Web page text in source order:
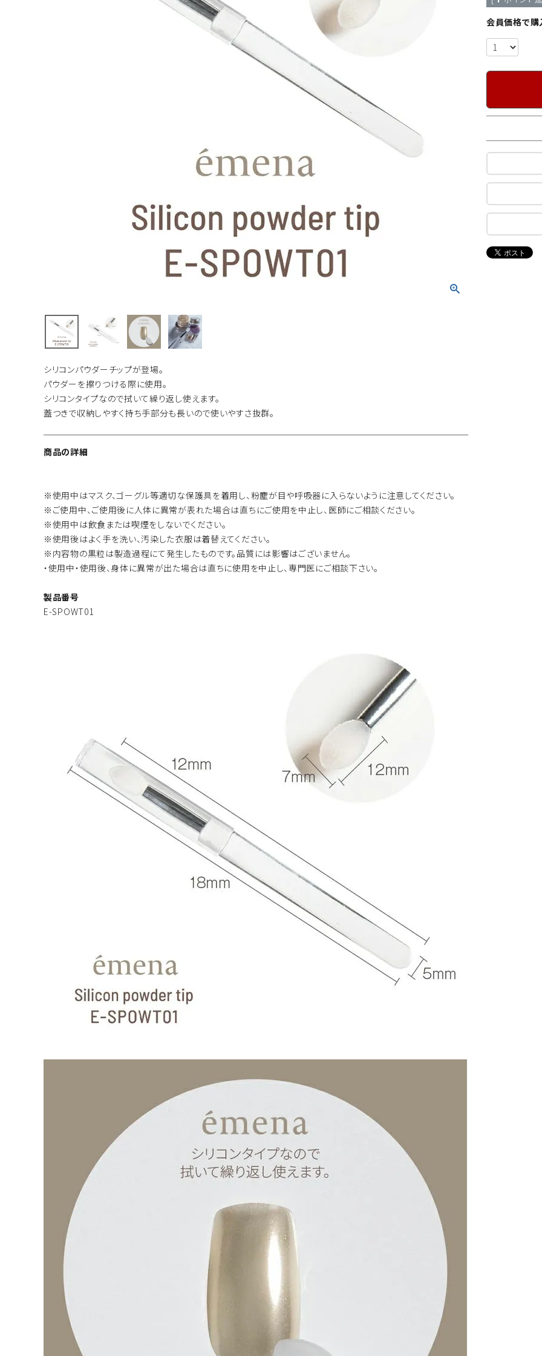
シリコンパウダーチップが登場。
パウダーを擦りつける際に使用。
シリコンタイプなので拭いて繰り返し使えます。
蓋つきで収納しやすく持ち手部分も長いので使いやすさ抜群。
商品の詳細
※使用中はマスク、ゴーグル等適切な保護具を着用し、粉塵が目や呼吸器に入らないように注意してください。
※ご使用中、ご使用後に人体に異常が表れた場合は直ちにご使用を中止し、医師にご相談ください。
※使用中は飲食または喫煙をしないでください。
※使用後はよく手を洗い、汚染した衣服は着替えてください。
※内容物の黒粒は製造過程にて発生したものです。品質には影響はございません。
・使用中・使用後、身体に異常が出た場合は直ちに使用を中止し、専門医にご相談下さい。
製品番号
E-SPOWT01
会員価格で購